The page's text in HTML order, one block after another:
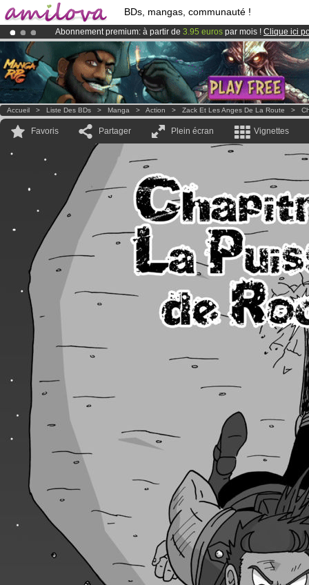
BDs, mangas, communauté !
Abonnement premium: à partir de 3.95 euros par mois ! Clique ici
Déjà 134393membreset 1208BDs & Mangas!
LeKickstarter Amilova est désormais lancé
Accueil > Liste Des BDs > Manga > Action > Zack Et Les Anges De La Route >
Favoris Partager Plein écran Vignettes